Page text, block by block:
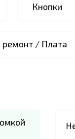
Кнопки
/ Плата